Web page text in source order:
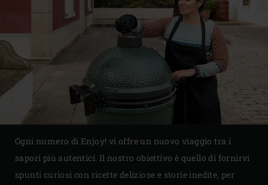
Ogni numero di Enjoy! vi offre un nuovo viaggio tra i
sapori più autentici. Il nostro obiettivo è quello di fornirvi
spunti curiosi con ricette deliziose e storie inedite, per